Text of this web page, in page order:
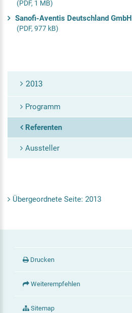
(PDF, 1 MB)
Sanofi-Aventis Deutschland GmbH
(PDF, 977 kB)
2013
Programm
Referenten
Aussteller
Übergeordnete Seite: 2013
Drucken
Weiterempfehlen
Sitemap